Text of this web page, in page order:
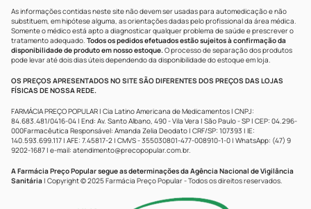
As informações contidas neste site não devem ser usadas para automedicação e não
substituem, em hipótese alguma, as orientações dadas pelo profissional da área médica.
Somente o médico está apto a diagnosticar qualquer problema de saúde e prescrever o
tratamento adequado. Todos os pedidos efetuados estão sujeitos à confirmação da
disponibilidade de produto em nosso estoque.O processo de separação dos produtos
pode levar até dois dias úteis dependendo da disponibilidade do estoque em loja.
OS PREÇOS APRESENTADOS NO SITE SÃO DIFERENTES DOS PREÇOS DAS LOJAS
FÍSICAS DE NOSSA REDE.
FARMÁCIA PREÇO POPULAR | Cia Latino Americana de Medicamentos | CNPJ:
84.683.481/0416-04 | End: Av. Santo Albano, 490 - Vila Vera | São Paulo - SP | CEP: 04.296-
000Farmacêutica Responsável: Amanda Zelia Deodato | CRF/SP: 107393 | IE:
140.593.699.117 | AFE: 7.45817-2 | CMVS - 355030801-477-008910-1-0 | WhatsApp: (47) 9
9202-1687 | e-mail: atendimento@precopopular.com.br.
A Farmácia Preço Popular segue as determinações da Agência Nacional de Vigilância
Sanitária | Copyright © 2025 Farmácia Preço Popular - Todos os direitos reservados.